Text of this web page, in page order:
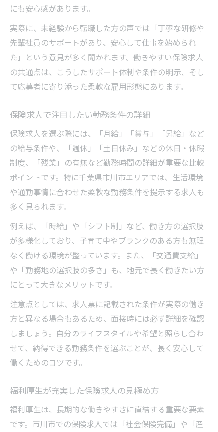
にも安心感があります。
実際に、未経験から転職した方の声では「丁寧な研修や
先輩社員のサポートがあり、安心して仕事を始められ
た」という意見が多く聞かれます。働きやすい保険求人
の共通点は、こうしたサポート体制や条件の明示、そし
て応募者に寄り添った柔軟な雇用形態にあります。
保険求人で注目したい勤務条件の詳細
保険求人を選ぶ際には、「月給」「賞与」「昇給」など
の給与条件や、「週休」「土日休み」などの休日・休暇
制度、「残業」の有無など勤務時間の詳細が重要な比較
ポイントです。特に千葉県市川市エリアでは、生活環境
や通勤事情に合わせた柔軟な勤務条件を提示する求人も
多く見られます。
例えば、「時給」や「シフト制」など、働き方の選択肢
が多様化しており、子育て中やブランクのある方も無理
なく働ける環境が整っています。また、「交通費支給」
や「勤務地の選択肢の多さ」も、地元で長く働きたい方
にとって大きなメリットです。
注意点としては、求人票に記載された条件が実際の働き
方と異なる場合もあるため、面接時には必ず詳細を確認
しましょう。自分のライフスタイルや希望と照らし合わ
せて、納得できる勤務条件を選ぶことが、長く安心して
働くためのコツです。
福利厚生が充実した保険求人の見極め方
福利厚生は、長期的な働きやすさに直結する重要な要素
です。市川市での保険求人では「社会保険完備」や「産